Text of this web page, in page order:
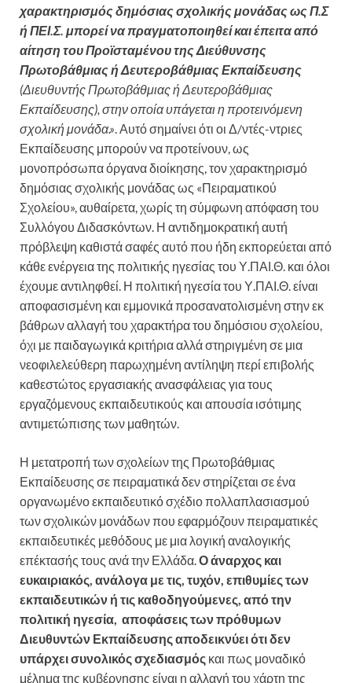
χαρακτηρισμός δημόσιας σχολικής μονάδας ως Π.Σ
ή ΠΕΙ.Σ. μπορεί να πραγματοποιηθεί και έπειτα από
αίτηση του Προϊσταμένου της Διεύθυνσης
Πρωτοβάθμιας ή Δευτεροβάθμιας Εκπαίδευσης
(Διευθυντής Πρωτοβάθμιας ή Δευτεροβάθμιας
Εκπαίδευσης), στην οποία υπάγεται η προτεινόμενη
σχολική μονάδα.». Αυτό σημαίνει ότι οι Δ/ντές-ντριες
Εκπαίδευσης μπορούν να προτείνουν, ως
μονοπρόσωπα όργανα διοίκησης, τον χαρακτηρισμό
δημόσιας σχολικής μονάδας ως «Πειραματικού
Σχολείου», αυθαίρετα, χωρίς τη σύμφωνη απόφαση του
Συλλόγου Διδασκόντων. Η αντιδημοκρατική αυτή
πρόβλεψη καθιστά σαφές αυτό που ήδη εκπορεύεται από
κάθε ενέργεια της πολιτικής ηγεσίας του Υ.ΠΑΙ.Θ. και όλοι
έχουμε αντιληφθεί. Η πολιτική ηγεσία του Υ.ΠΑΙ.Θ. είναι
αποφασισμένη και εμμονικά προσανατολισμένη στην εκ
βάθρων αλλαγή του χαρακτήρα του δημόσιου σχολείου,
όχι με παιδαγωγικά κριτήρια αλλά στηριγμένη σε μια
νεοφιλελεύθερη παρωχημένη αντίληψη περί επιβολής
καθεστώτος εργασιακής ανασφάλειας για τους
εργαζόμενους εκπαιδευτικούς και απουσία ισότιμης
αντιμετώπισης των μαθητών.
Η μετατροπή των σχολείων της Πρωτοβάθμιας
Εκπαίδευσης σε πειραματικά δεν στηρίζεται σε ένα
οργανωμένο εκπαιδευτικό σχέδιο πολλαπλασιασμού
των σχολικών μονάδων που εφαρμόζουν πειραματικές
εκπαιδευτικές μεθόδους με μια λογική αναλογικής
επέκτασής τους ανά την Ελλάδα.Ο άναρχος και
ευκαιριακός, ανάλογα με τις, τυχόν, επιθυμίες των
εκπαιδευτικών ή τις καθοδηγούμενες, από την
πολιτική ηγεσία, αποφάσεις των πρόθυμων
Διευθυντών Εκπαίδευσης αποδεικνύει ότι δεν
υπάρχει συνολικός σχεδιασμός και πως μοναδικό
μέλημα της κυβέρνησης είναι η αλλαγή του χάρτη της